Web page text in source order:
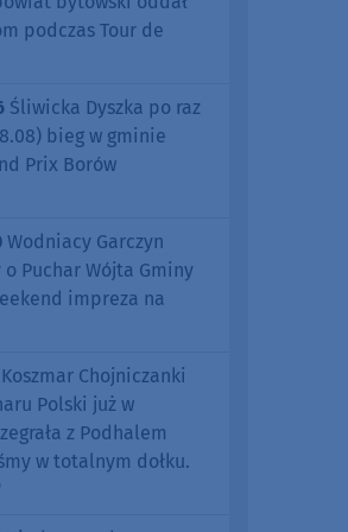
podczas Tour de
Śliwicka Dyszka po raz
bieg w gminie
Prix Borów
Wodniacy Garczyn
Puchar Wójta Gminy
impreza na
Koszmar Chojniczanki
Polski już w
z Podhalem
w totalnym dołku.